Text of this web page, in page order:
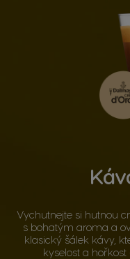
Vychutnejte si hutnou
s bohatým aroma a
klasický šálek kávy,
kyselost a